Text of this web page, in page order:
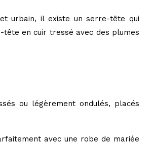
urbain, il existe un serre-tête qui
en cuir tressé avec des plumes
ou légèrement ondulés, placés
avec une robe de mariée